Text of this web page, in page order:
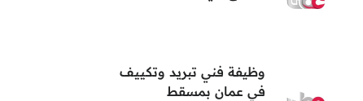
وظيفة فني تبريد وتكييف
في عمان بمسقط